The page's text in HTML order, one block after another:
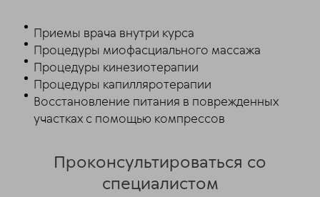
Приемы врача внутри курса
Процедуры миофасциального массажа
Процедуры кинезиотерапии
Процедуры капилляротерапии
Восстановление питания в поврежденных
участках с помощью компрессов
Проконсультироваться со
специалистом